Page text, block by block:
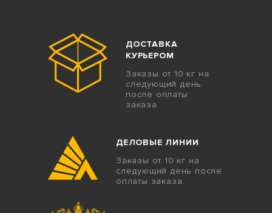
ДОСТАВКА
КУРЬЕРОМ
Заказы от 10 кг на
следующий день
после оплаты
заказа.
ДЕЛОВЫЕ ЛИНИИ
Заказы от 10 кг на
следующий день после
оплаты заказа.